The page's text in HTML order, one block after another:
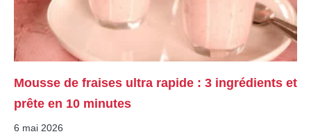
Mousse de fraises ultra rapide : 3 ingrédients et
prête en 10 minutes
6 mai 2026